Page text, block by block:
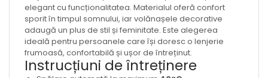
elegant cu funcționalitatea. Materialul oferă confort
sporit în timpul somnului, iar volănașele decorative
adaugă un plus de stil și feminitate. Este alegerea
ideală pentru persoanele care își doresc o lenjerie
frumoasă, confortabilă și ușor de întreținut.
Instrucțiuni de întreținere